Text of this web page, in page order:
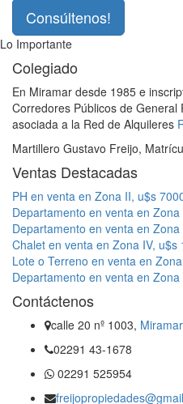
Consúltenos!
Lo Importante
Colegiado
En Miramar desde 1985 e
Corredores Públicos de
asociada a la Red de Alquileres
Martillero Gustavo Freijo,
Ventas Destacadas
PH en venta en Zona II, u$s
Departamento en venta en
Departamento en venta en
Chalet en venta en Zona IV, u$s
Lote o Terreno en venta en
Departamento en venta en
Contáctenos
calle 20 nº 1003, Miramar
02291 43-1678
02291 525954